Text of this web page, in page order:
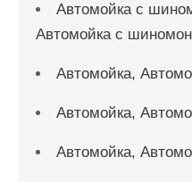
Автомойка с
Автомойка с
Автомойка,
Автомойка,
Автомойка,